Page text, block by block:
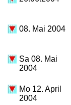
08. Mai 2004
Sa 08. Mai
2004
Mo 12. April
2004